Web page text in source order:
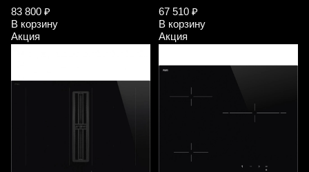
83 800 ₽
В корзину
Акция
67 510 ₽
В корзину
Акция